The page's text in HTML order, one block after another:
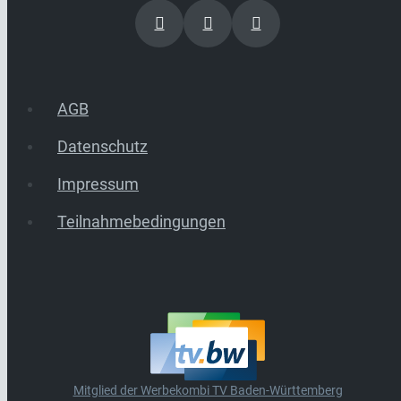
AGB
Datenschutz
Impressum
Teilnahmebedingungen
Mitglied der Werbekombi TV Baden-Württemberg